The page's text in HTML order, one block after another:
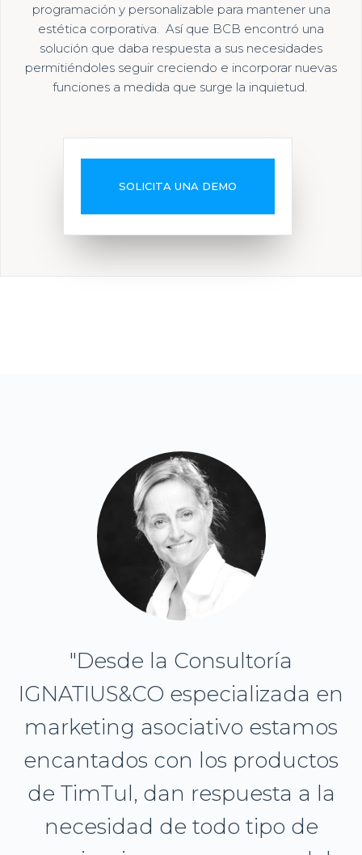
programación y personalizable para mantener una
estética corporativa. Así que BCB encontró una
solución que daba respuesta a sus necesidades
permitiéndoles seguir creciendo e incorporar nuevas
funciones a medida que surge la inquietud.
SOLICITA UNA DEMO
"Desde la Consultoría
IGNATIUS&CO especializada en
marketing asociativo estamos
encantados con los productos
de TimTul, dan respuesta a la
necesidad de todo tipo de